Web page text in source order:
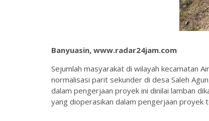
Banyuasin, www.radar24jam.com
Sejumlah masyarakat di wilayah kecamatan
normalisasi parit sekunder di desa Saleh
dalam pengerjaan proyek ini dinilai lamban
yang dioperasikan dalam pengerjaan